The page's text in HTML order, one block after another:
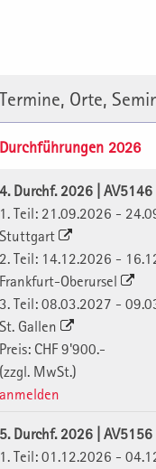
Termine, Orte,
Durchführungen 2026
4. Durchf. 2026 | AV5146
1. Teil: 21.09.2026 -
Stuttgart
2. Teil: 14.12.2026 -
Frankfurt-Oberursel
3. Teil: 08.03.2027 -
St. Gallen
Preis: CHF 9'900.-
(zzgl. MwSt.)
anmelden
5. Durchf. 2026 | AV5156
1. Teil: 01.12.2026 -